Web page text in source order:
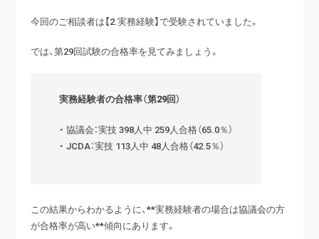
今回のご相談者は【2.実務経験】で受験されていました。
では、第29回試験の合格率を見てみましょう。
実務経験者の合格率（第29回）
・ 協議会：実技 398人中 259人合格（65.0％）
・ JCDA：実技 113人中 48人合格（42.5％）
この結果からわかるように、**実務経験者の場合は協議会の方
が合格率が高い**傾向にあります。